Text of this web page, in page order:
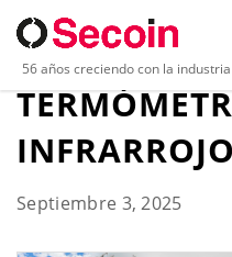
56 años creciendo con la
OPTRIS
Septiembre 3, 2025